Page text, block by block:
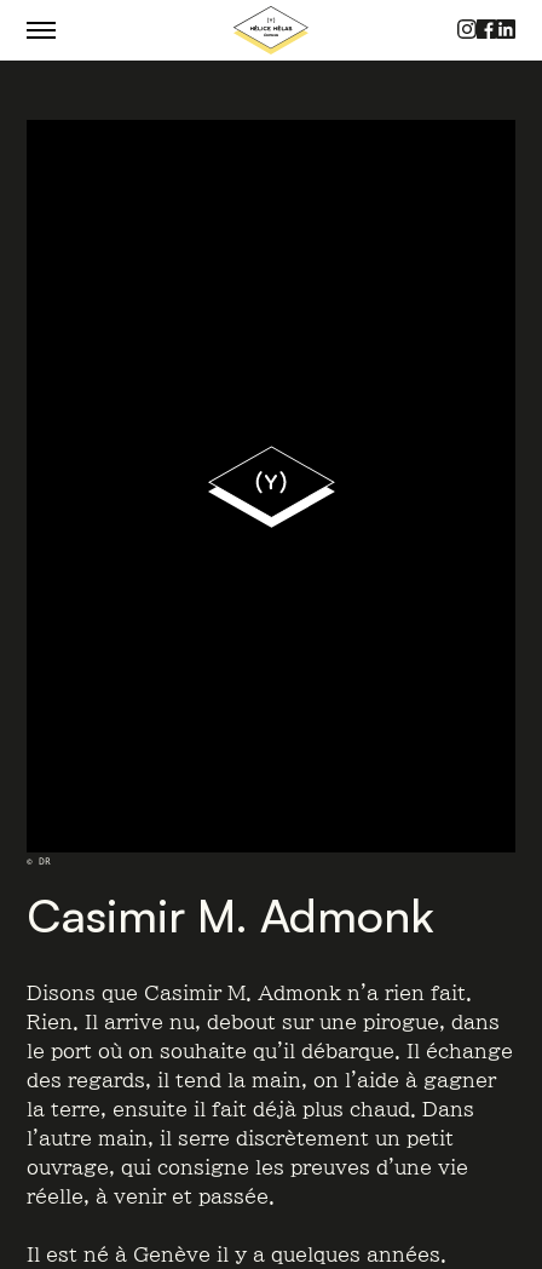
© DR
Casimir M. Admonk
Disons que Casimir M. Admonk n’a rien fait.
Rien. Il arrive nu, debout sur une pirogue, dans
le port où on souhaite qu’il débarque. Il échange
des regards, il tend la main, on l’aide à gagner
la terre, ensuite il fait déjà plus chaud. Dans
l’autre main, il serre discrètement un petit
ouvrage, qui consigne les preuves d’une vie
réelle, à venir et passée.
Il est né à Genève il y a quelques années.